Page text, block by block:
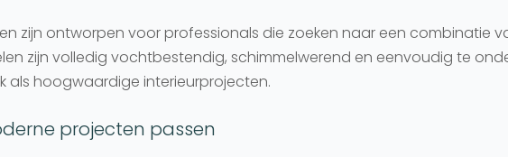
zijn ontworpen voor professionals die zoeken naar een combinatie
zijn volledig vochtbestendig, schimmelwerend en eenvoudig te
als hoogwaardige interieurprojecten.
projecten passen